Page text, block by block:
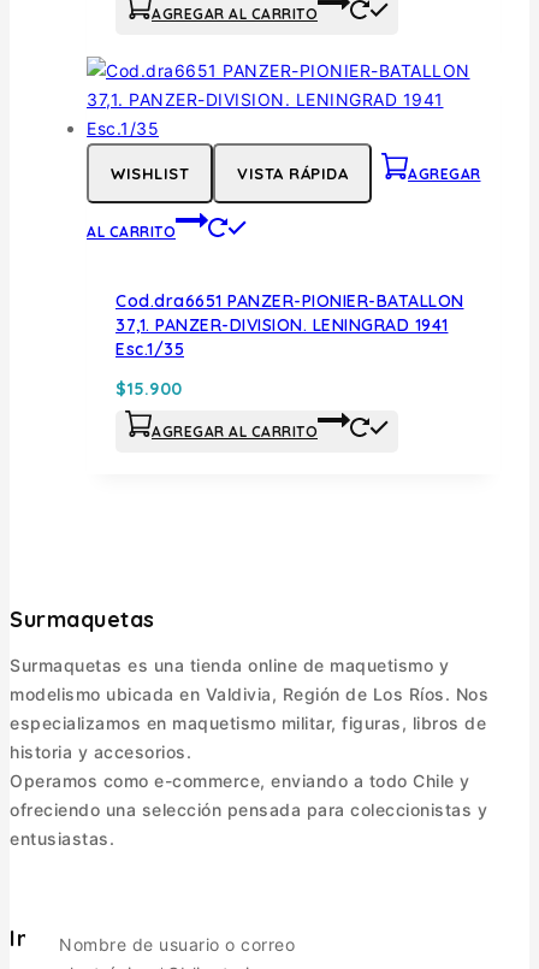
AGREGAR AL CARRITO
WISHLIST VISTA RÁPIDA AGREGAR
AL CARRITO
Cod.dra6651 PANZER-PIONIER-BATALLON
37,1. PANZER-DIVISION. LENINGRAD 1941
Esc.1/35
$15.900
AGREGAR AL CARRITO
Surmaquetas
Surmaquetas es una tienda online de maquetismo y
modelismo ubicada en Valdivia, Región de Los Ríos. Nos
especializamos en maquetismo militar, figuras, libros de
historia y accesorios.
Operamos como e-commerce, enviando a todo Chile y
ofreciendo una selección pensada para coleccionistas y
entusiastas.
Informacion
Nombre de usuario o correo